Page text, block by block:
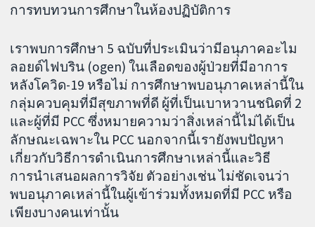
การทบทวนการศึกษาในห้องปฏิบัติการ
เราพบการศึกษา 5 ฉบับที่ประเมินว่ามีอนุภาคอะไม
ลอยด์ไฟบริน (ogen) ในเลือดของผู้ป่วยที่มีอาการ
หลังโควิด-19 หรือไม่ การศึกษาพบอนุภาคเหล่านี้ใน
กลุ่มควบคุมที่มีสุขภาพที่ดี ผู้ที่เป็นเบาหวานชนิดที่ 2
และผู้ที่มี PCC ซึ่งหมายความว่าสิ่งเหล่านี้ไม่ได้เป็น
ลักษณะเฉพาะใน PCC นอกจากนี้เรายังพบปัญหา
เกี่ยวกับวิธีการดำเนินการศึกษาเหล่านี้และวิธี
การนำเสนอผลการวิจัย ตัวอย่างเช่น ไม่ชัดเจนว่า
พบอนุภาคเหล่านี้ในผู้เข้าร่วมทั้งหมดที่มี PCC หรือ
เพียงบางคนเท่านั้น